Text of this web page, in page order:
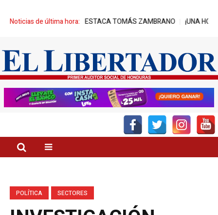
Noticias de última hora:
CONGRESO”, DESTACA TOMÁS ZAMBRANO ¡UNA HONDA PARA
POLÍTICA SECTORES